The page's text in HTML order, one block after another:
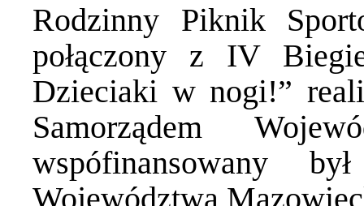
Rodzinny Piknik
połączony z IV
Dzieciaki w nogi!”
Samorządem
wspófinansowany
Województwa